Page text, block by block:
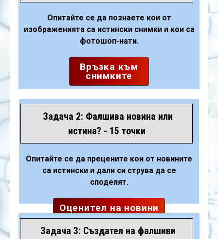
Опитайте се да познаете кои от
изображенията са истински снимки и кои са
фотошоп-нати.
Връзка към
снимките
Задача 2: Фалшива новина или
истина? - 15 точки
Опитайте се да прецените кои от новините
са истински и дали си струва да се
споделят.
Оценител на новини
Задача 3: Създател на фалшиви